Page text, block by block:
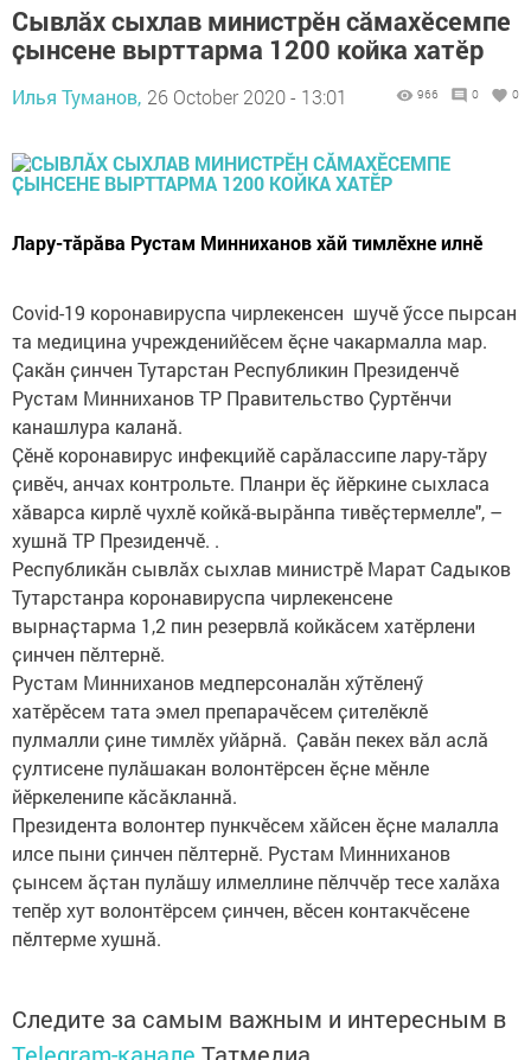
Сывлӑх сыхлав министрӗн сӑмахӗсемпе
ҫынсене вырттарма 1200 койка хатӗр
Илья Туманов, 26 October 2020 - 13:01 966 0 0
Лару-тӑрӑва Рустам Минниханов хӑй тимлӗхне илнӗ
Covid-19 коронавируспа чирлекенсен шучӗ ӳссе пырсан
та медицина учрежденийӗсем ӗҫне чакармалла мар.
Ҫакӑн ҫинчен Тутарстан Республикин Президенчӗ
Рустам Минниханов ТР Правительство Ҫуртӗнчи
канашлура каланӑ.
Ҫӗнӗ коронавирус инфекцийӗ сарӑлассипе лару-тӑру
ҫивӗч, анчах контрольте. Планри ӗҫ йӗркине сыхласа
хӑварса кирлӗ чухлӗ койкӑ-вырӑнпа тивӗҫтермелле", –
хушнӑ ТР Президенчӗ. .
Республикӑн сывлӑх сыхлав министрӗ Марат Садыков
Тутарстанра коронавируспа чирлекенсене
вырнаҫтарма 1,2 пин резервлӑ койкӑсем хатӗрлени
ҫинчен пӗлтернӗ.
Рустам Минниханов медперсоналӑн хӳтӗленӳ
хатӗрӗсем тата эмел препарачӗсем ҫителӗклӗ
пулмалли ҫине тимлӗх уйӑрнӑ. Ҫавӑн пекех вӑл аслӑ
ҫултисене пулӑшакан волонтёрсен ӗҫне мӗнле
йӗркеленипе кӑсӑкланнӑ.
Президента волонтер пункчӗсем хӑйсен ӗҫне малалла
илсе пыни ҫинчен пӗлтернӗ. Рустам Минниханов
ҫынсем ӑҫтан пулӑшу илмеллине пӗлччӗр тесе халӑха
тепӗр хут волонтёрсем ҫинчен, вӗсен контакчӗсене
пӗлтерме хушнӑ.
Следите за самым важным и интересным в